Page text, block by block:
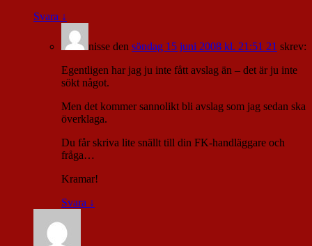
Svara ↓
nisse den söndag 15 juni 2008 kl. 21:51 21 skrev:
Egentligen har jag ju inte fått avslag än – det är ju inte
sökt något.
Men det kommer sannolikt bli avslag som jag sedan ska
överklaga.
Du får skriva lite snällt till din FK-handläggare och
fråga…
Kramar!
Svara ↓